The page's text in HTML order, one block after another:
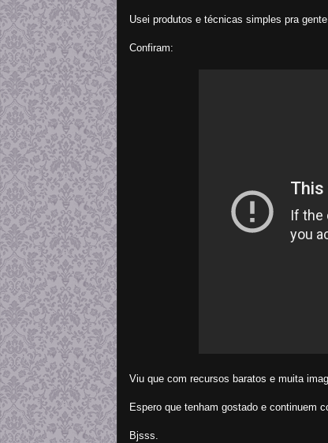
Usei produtos e técnicas simples pra
Confiram:
Viu que com recursos baratos e muita
Espero que tenham gostado e continuem
Bjsss.